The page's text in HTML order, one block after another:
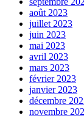
août 2023
juillet 2023
juin 2023
mai 2023
avril 2023
mars 2023
février 2023
janvier 2023
décembre
novembre